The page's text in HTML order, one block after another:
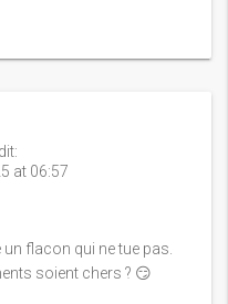
dit:
at 06:57
flacon qui ne tue pas.
soient chers ? 😏